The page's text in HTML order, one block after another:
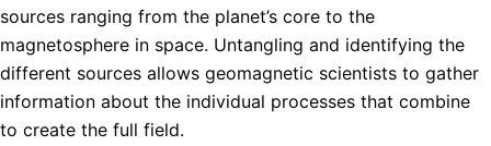
sources ranging from the planet’s core to the
magnetosphere in space. Untangling and identifying the
different sources allows geomagnetic scientists to gather
information about the individual processes that combine
to create the full field.